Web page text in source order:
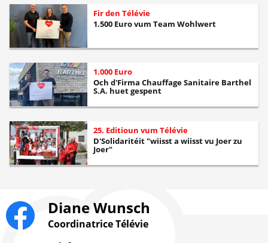
Fir den Télévie
1.500 Euro vum Team Wohlwert
1.000 Euro
Och d'Firma Chauffage Sanitaire Barthel
S.A. huet gespent
25. Editioun vum Télévie
D'Solidaritéit "wiisst a wiisst vu Joer zu
Joer"
Diane Wunsch
Coordinatrice Télévie